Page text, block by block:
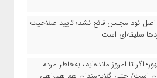
نود مجلس قانع نشد؛ تایید صلاحیت
سلیقه‌ای است
اگر تا امروز مانده‌ایم، به‌خاطر مردم